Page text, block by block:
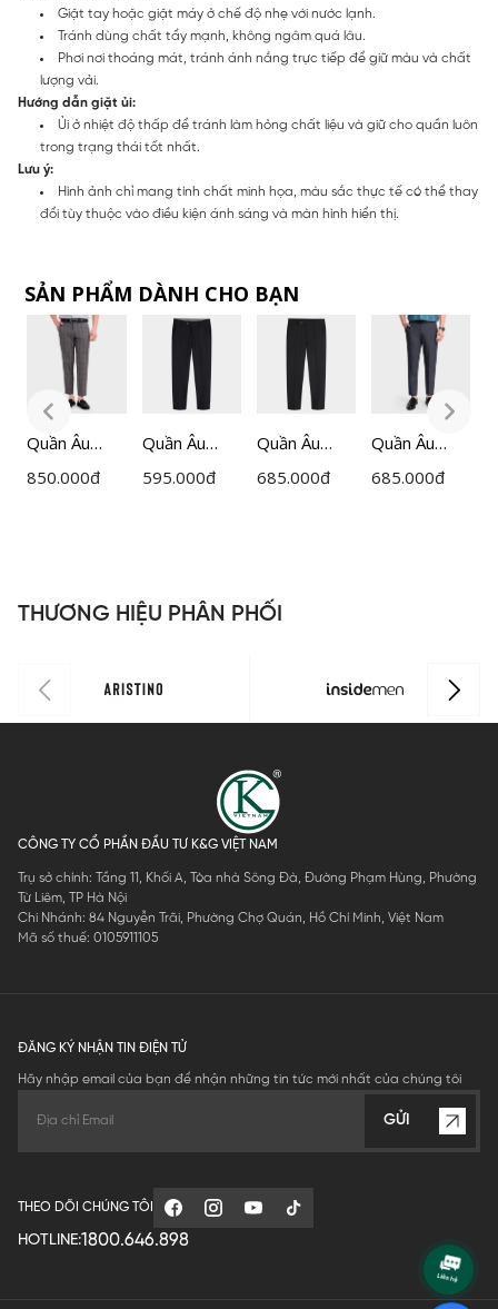
Giặt tay hoặc giặt máy ở chế độ nhẹ với nước lạnh.
Tránh dùng chất tẩy mạnh, không ngâm quá lâu.
Phơi nơi thoáng mát, tránh ánh nắng trực tiếp để giữ màu và chất
lượng vải.
Hướng dẫn giặt ủi:
Ủi ở nhiệt độ thấp để tránh làm hỏng chất liệu và giữ cho quần luôn
trong trạng thái tốt nhất.
Lưu ý:
Hình ảnh chỉ mang tính chất minh họa, màu sắc thực tế có thể thay
đổi tùy thuộc vào điều kiện ánh sáng và màn hình hiển thị.
SẢN PHẨM DÀNH CHO BẠN
Quần Âu
Nam
850.000đ
Quần Âu
Nam
595.000đ
Quần Âu
Nam
685.000đ
Quần Âu
Nam
685.000đ
THƯƠNG HIỆU PHÂN PHỐI
CÔNG TY CỔ PHẦN ĐẦU TƯ K&G VIỆT NAM
Trụ sở chính: Tầng 11, Khối A, Tòa nhà Sông Đà, Đường Phạm Hùng, Phường
Từ Liêm, TP Hà Nội
Chi Nhánh: 84 Nguyễn Trãi, Phường Chợ Quán, Hồ Chí Minh, Việt Nam
Mã số thuế: 0105911105
ĐĂNG KÝ NHẬN TIN ĐIỆN TỬ
Hãy nhập email của bạn để nhận những tin tức mới nhất của chúng tôi
GỬI
THEO DÕI CHÚNG TÔI
HOTLINE:1800.646.898